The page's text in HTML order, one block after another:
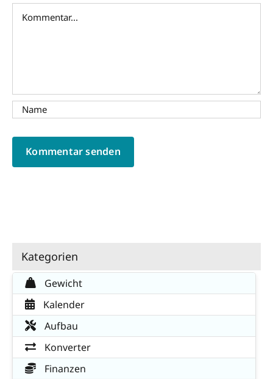
Kategorien
Gewicht
Kalender
Aufbau
Konverter
Finanzen